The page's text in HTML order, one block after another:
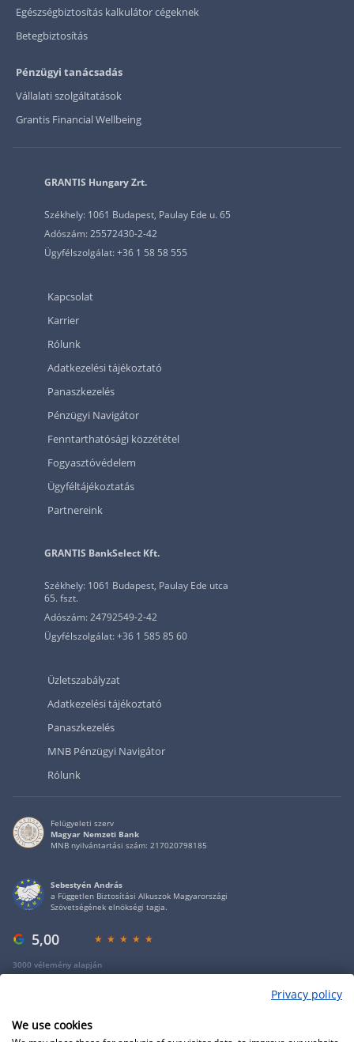
Egészségbiztosítás kalkulátor cégeknek
Betegbiztosítás
Pénzügyi tanácsadás
Vállalati szolgáltatások
Grantis Financial Wellbeing
GRANTIS Hungary Zrt.
Székhely: 1061 Budapest, Paulay Ede u. 65
Adószám: 25572430-2-42
Ügyfélszolgálat: +36 1 58 58 555
Kapcsolat
Karrier
Rólunk
Adatkezelési tájékoztató
Panaszkezelés
Pénzügyi Navigátor
Fenntarthatósági közzététel
Fogyasztóvédelem
Ügyféltájékoztatás
Partnereink
GRANTIS BankSelect Kft.
Székhely: 1061 Budapest, Paulay Ede utca
65. fszt.
Adószám: 24792549-2-42
Ügyfélszolgálat: +36 1 585 85 60
Üzletszabályzat
Adatkezelési tájékoztató
Panaszkezelés
MNB Pénzügyi Navigátor
Rólunk
Felügyeleti szerv
Magyar Nemzeti Bank
MNB nyilvántartási szám: 217020798185
Sebestyén András
a Független Biztosítási Alkuszok Magyarországi
Szövetségének elnökségi tagja.
5,00
3000 vélemény alapján
Privacy policy
We use cookies